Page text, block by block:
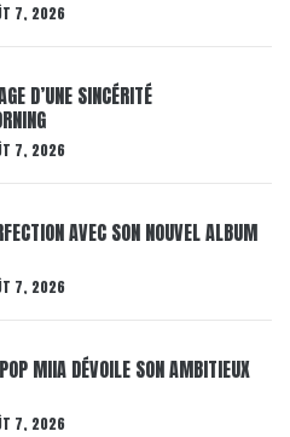
7, 2026
D’UNE SINCÉRITÉ
7, 2026
AVEC SON NOUVEL ALBUM
7, 2026
MIIA DÉVOILE SON AMBITIEUX
7, 2026